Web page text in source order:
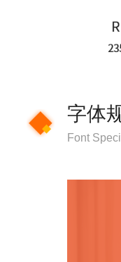
字体
Font